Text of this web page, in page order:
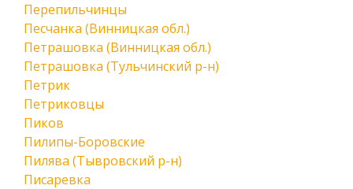
Перепильчинцы
Песчанка (Винницкая обл.)
Петрашовка (Винницкая обл.)
Петрашовка (Тульчинский р-н)
Петрик
Петриковцы
Пиков
Пилипы-Боровские
Пилява (Тывровский р-н)
Писаревка